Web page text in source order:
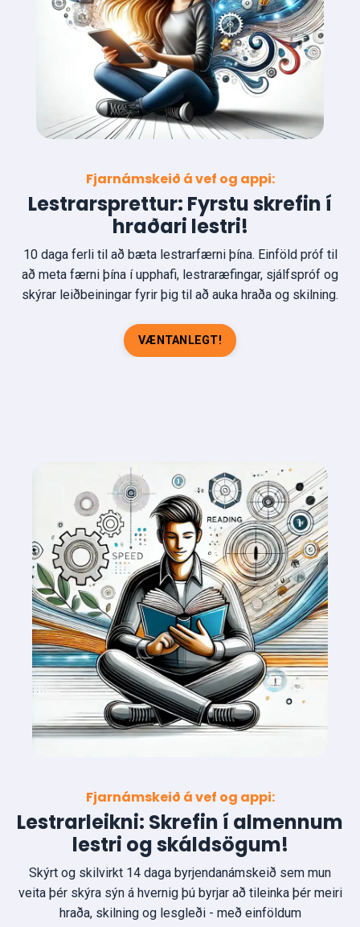
Fjarnámskeið á vef og appi:
Lestrarsprettur: Fyrstu skrefin í
hraðari lestri!
10 daga ferli til að bæta lestrarfærni þína. Einföld próf til
að meta færni þína í upphafi, lestraræfingar, sjálfspróf og
skýrar leiðbeiningar fyrir þig til að auka hraða og skilning.
VÆNTANLEGT!
Fjarnámskeið á vef og appi:
Lestrarleikni: Skrefin í almennum
lestri og skáldsögum!
Skýrt og skilvirkt 14 daga byrjendanámskeið sem mun
veita þér skýra sýn á hvernig þú byrjar að tileinka þér meiri
hraða, skilning og lesgleði - með einföldum